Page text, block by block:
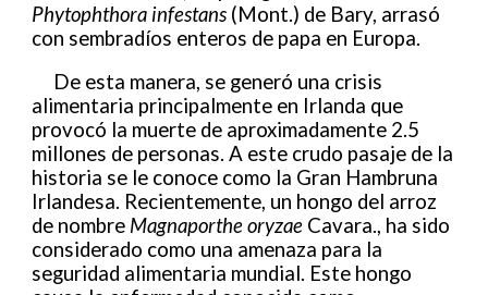
Phytophthora infestans (Mont.) de Bary, arrasó
con sembradíos enteros de papa en Europa.
De esta manera, se generó una crisis
alimentaria principalmente en Irlanda que
provocó la muerte de aproximadamente 2.5
millones de personas. A este crudo pasaje de la
historia se le conoce como la Gran Hambruna
Irlandesa. Recientemente, un hongo del arroz
de nombre Magnaporthe oryzae Cavara., ha sido
considerado como una amenaza para la
seguridad alimentaria mundial. Este hongo